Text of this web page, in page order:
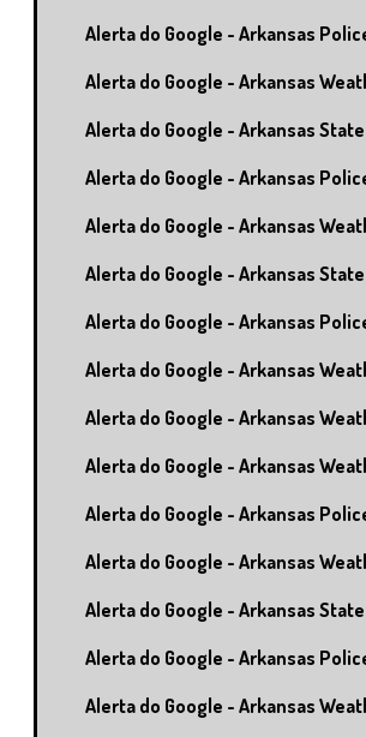
Alerta do Google - Arkansas
Alerta do Google - Arkansas
Alerta do Google - Arkansas State
Alerta do Google - Arkansas
Alerta do Google - Arkansas
Alerta do Google - Arkansas State
Alerta do Google - Arkansas
Alerta do Google - Arkansas
Alerta do Google - Arkansas
Alerta do Google - Arkansas
Alerta do Google - Arkansas
Alerta do Google - Arkansas
Alerta do Google - Arkansas State
Alerta do Google - Arkansas
Alerta do Google - Arkansas